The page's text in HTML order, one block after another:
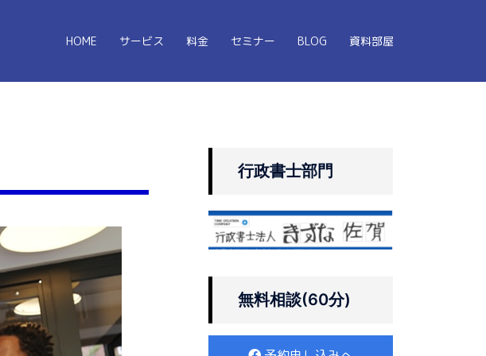
HOME サービス 料金 セミナー BLOG 資料部屋
行政書士部門
無料相談(60分)